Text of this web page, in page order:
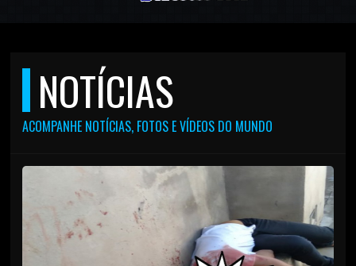
NOTÍCIAS
ACOMPANHE NOTÍCIAS, FOTOS E VÍDEOS DO MUNDO